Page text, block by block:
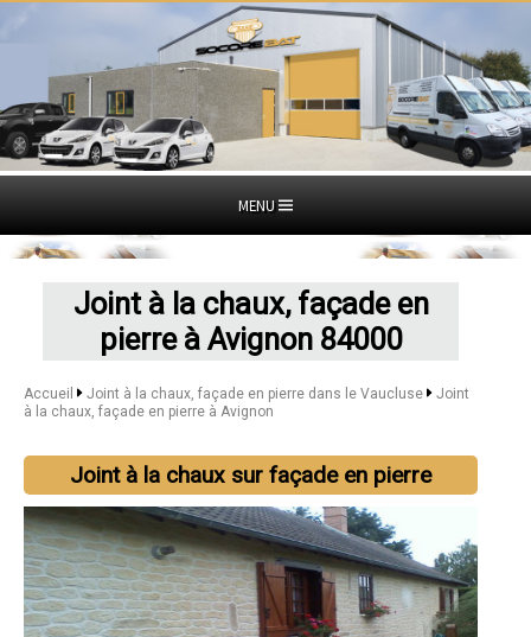
MENU
Joint à la chaux, façade en
pierre à Avignon 84000
Accueil Joint à la chaux, façade en pierre dans le Vaucluse
Joint
à la chaux, façade en pierre à Avignon
Joint à la chaux sur façade en pierre